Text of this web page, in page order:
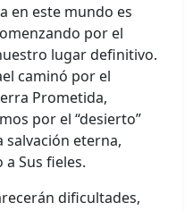
en este mundo es
por el
lugar definitivo.
caminó por el
Prometida,
por el “desierto”
eterna,
Sus fieles.
dificultades,